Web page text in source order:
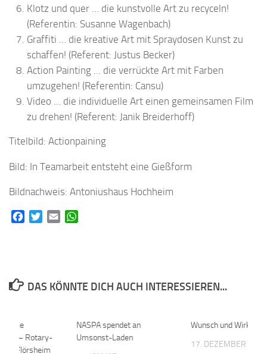
Klotz und quer … die kunstvolle Art zu recyceln!
(Referentin: Susanne Wagenbach)
Graffiti … die kreative Art mit Spraydosen Kunst zu
schaffen! (Referent: Justus Becker)
Action Painting … die verrückte Art mit Farben
umzugehen! (Referentin: Cansu)
Video … die individuelle Art einen gemeinsamen Film
zu drehen! (Referent: Janik Breiderhoff)
Titelbild: Actionpaining
Bild: In Teamarbeit entsteht eine Gießform
Bildnachweis: Antoniushaus Hochheim
FacebookTwitterEmail
DAS KÖNNTE DICH AUCH INTERESSIEREN...
NASPA spendet an
Umsonst-Laden
Wunsch und
17. DEZEMBER 2016
für die
– Rotary-
Flörsheim